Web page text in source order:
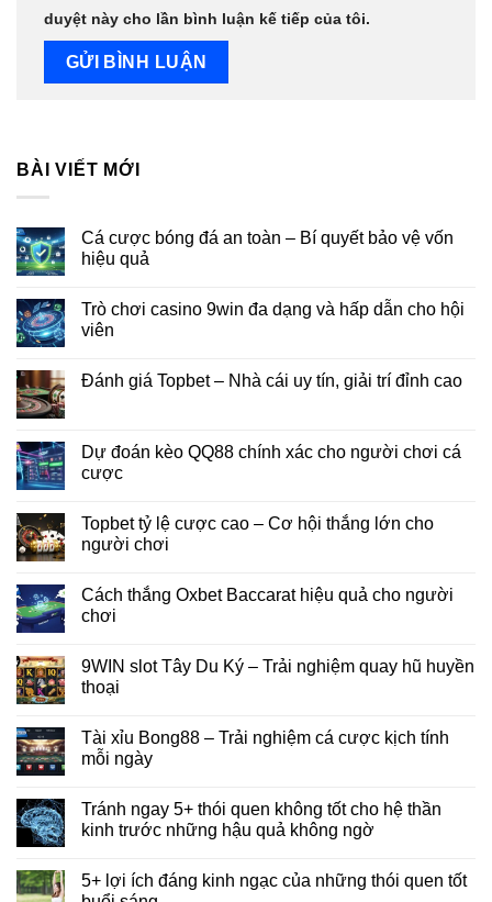
duyệt này cho lần bình luận kế tiếp của tôi.
BÀI VIẾT MỚI
Cá cược bóng đá an toàn – Bí quyết bảo vệ vốn
hiệu quả
Trò chơi casino 9win đa dạng và hấp dẫn cho hội
viên
Đánh giá Topbet – Nhà cái uy tín, giải trí đỉnh cao
Dự đoán kèo QQ88 chính xác cho người chơi cá
cược
Topbet tỷ lệ cược cao – Cơ hội thắng lớn cho
người chơi
Cách thắng Oxbet Baccarat hiệu quả cho người
chơi
9WIN slot Tây Du Ký – Trải nghiệm quay hũ huyền
thoại
Tài xỉu Bong88 – Trải nghiệm cá cược kịch tính
mỗi ngày
Tránh ngay 5+ thói quen không tốt cho hệ thần
kinh trước những hậu quả không ngờ
5+ lợi ích đáng kinh ngạc của những thói quen tốt